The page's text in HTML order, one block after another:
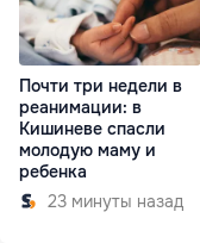
Почти три недели в
реанимации: в
Кишиневе спасли
молодую маму и
ребенка
23 минуты назад